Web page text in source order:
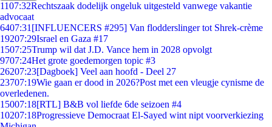
1107:32Rechtszaak dodelijk ongeluk uitgesteld vanwege vakantie
advocaat
6407:31 [INFLUENCERS #295] Van flodderslinger tot Shrek-crème
19207:29Israel en Gaza #17
1507:25Trump wil dat J.D. Vance hem in 2028 opvolgt
9707:24Het grote goedemorgen topic #3
26207:23[Dagboek] Veel aan hoofd - Deel 27
23707:19Wie gaan er dood in 2026?Post met een vleugje cynisme de
overledenen.
15007:18[RTL] B&B vol liefde 6de seizoen #4
10207:18Progressieve Democraat El-Sayed wint nipt voorverkiezing